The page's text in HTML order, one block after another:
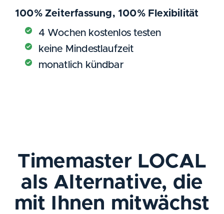
100% Zeiterfassung, 100% Flexibilität
4 Wochen kostenlos testen
keine Mindestlaufzeit
monatlich kündbar
Timemaster LOCAL
als Alternative, die
mit Ihnen mitwächst